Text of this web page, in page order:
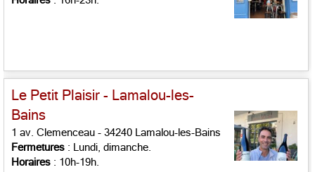
Le Petit Plaisir - Lamalou-les-
Bains
1 av. Clemenceau - 34240 Lamalou-les-Bains
Fermetures : Lundi, dimanche.
Horaires : 10h-19h.